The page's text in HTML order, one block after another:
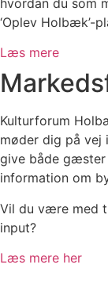
‘Oplev Holbæk’-
Læs mere
Kulturforum
møder dig på vej
give både gæster
information om
Vil du være med
input?
Læs mere her